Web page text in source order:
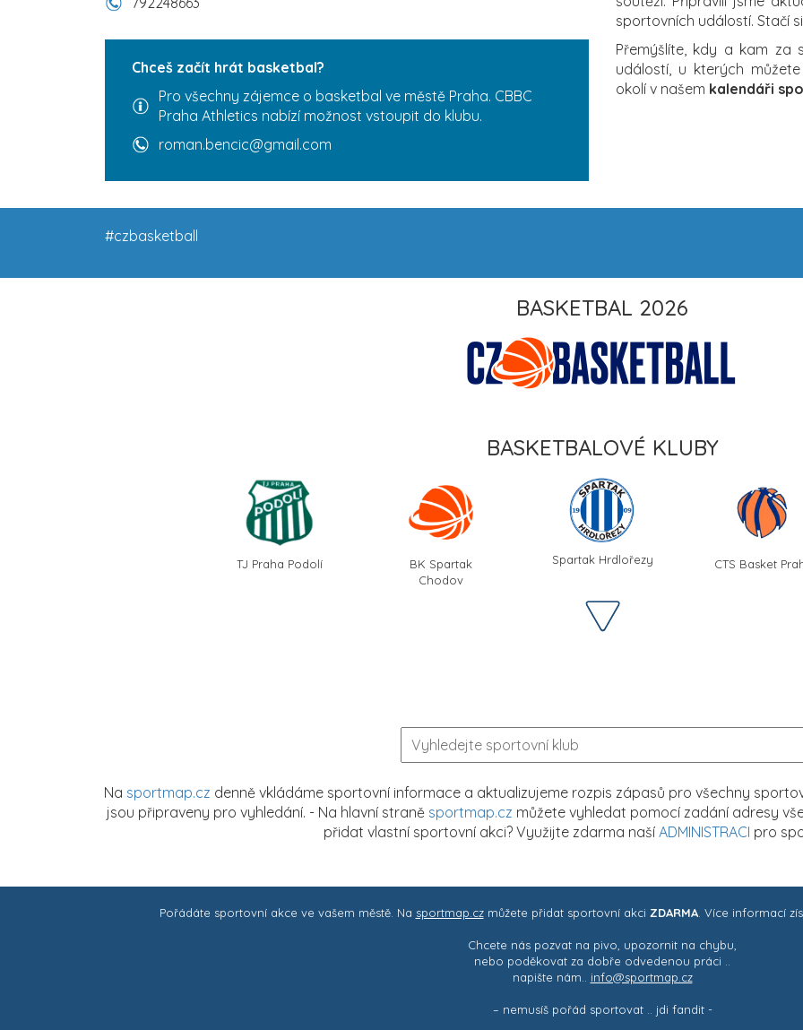
Chceš začít hrát basketbal?
Pro všechny zájemce o basketbal ve městě Praha. CBBC
Praha Athletics nabízí možnost vstoupit do klubu.
roman.bencic@gmail.com
sportovních událostí. Stačí
Přemýšlíte, kdy a kam za
událostí, u kterých
okolí v našem kalendáři
#czbasketball
BASKETBAL 2026
BASKETBALOVÉ KLUBY
TJ Praha Podolí
BK Spartak
Chodov
Spartak Hrdlořezy CTS Basket
Na sportmap.cz denně vkládáme sportovní informace a aktualizujeme rozpis zápasů pro všechny
jsou připraveny pro vyhledání. - Na hlavní straně sportmap.cz můžete vyhledat pomocí zadání adresy
přidat vlastní sportovní akci? Využijte zdarma naší ADMINISTRACI pro
Pořádáte sportovní akce ve vašem městě. Na sportmap.czmůžete přidat sportovní akci ZDARMA. Více informací
Chcete nás pozvat na pivo, upozornit na chybu,
nebo poděkovat za dobře odvedenou práci ..
napište nám.. info@sportmap.cz
– nemusíš pořád sportovat .. jdi fandit -